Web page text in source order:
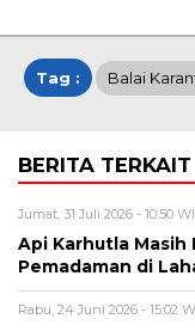
Tag : Balai
BERITA TERKAIT
Jumat, 31 Juli 2026 - 10:50
Api Karhutla Masih
Pemadaman di
Rabu, 24 Juni 2026 - 15:02